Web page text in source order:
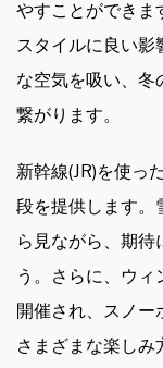
やすことができま
スタイルに良い影
な空気を吸い、冬
繋がります。
新幹線(JR)を使っ
段を提供します。
ら見ながら、期待
う。さらに、ウ
開催され、スノー
さまざまな楽しみ